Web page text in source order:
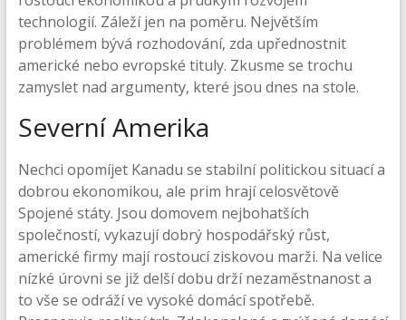
technologií. Záleží jen na poměru. Největším
problémem bývá rozhodování, zda upřednostnit
americké nebo evropské tituly. Zkusme se trochu
zamyslet nad argumenty, které jsou dnes na stole.
Severní Amerika
Nechci opomíjet Kanadu se stabilní politickou situací a
dobrou ekonomikou, ale prim hrají celosvětově
Spojené státy. Jsou domovem nejbohatších
společností, vykazují dobrý hospodářský růst,
americké firmy mají rostoucí ziskovou marži. Na velice
nízké úrovni se již delší dobu drží nezaměstnanost a
to vše se odráží ve vysoké domácí spotřebě.